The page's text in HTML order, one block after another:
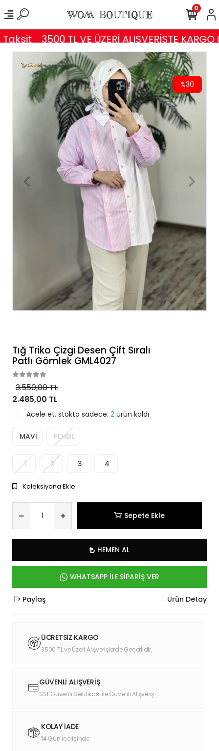
3500 TL VE ÜZERİ ALIŞVERİŞTE KARGO
0
%30
Tığ Triko Çizgi Desen Çift Sıralı
Patlı Gömlek GML4027
3.550,00 TL
2.485,00 TL
Acele et, stokta sadece: 2 ürün kaldı
MAVİ PEMBE
1 2 3 4
Koleksiyona Ekle
Sepete Ekle
HEMEN AL
WHATSAPP İLE SİPARİŞ VER
Paylaş Ürün Detay
ÜCRETSİZ KARGO
3500 TL ve Üzeri Alışverişlerde Geçerlidir.
GÜVENLİ ALIŞVERİŞ
SSL Güvenli Sertifikası ile Güvenli Alışveriş
KOLAY İADE
14 Gün İçerisinde